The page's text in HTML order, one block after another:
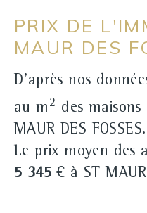
PRIX DE
MAUR DES
D'après nos
au m 2 des maisons
MAUR DES FOSSES.
Le prix moyen des
5 345 € à ST MAUR